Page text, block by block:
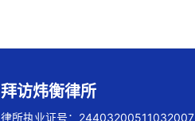
拜访炜衡律所
律所执业证号：24403200511032007